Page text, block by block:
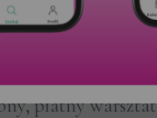
płatny warsztat